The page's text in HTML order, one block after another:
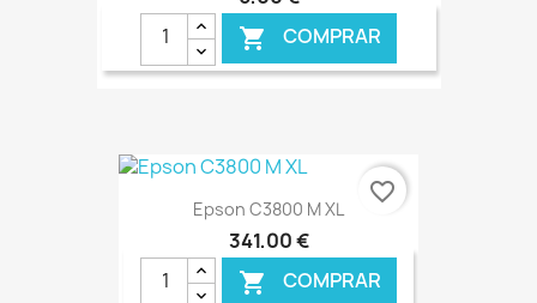
 COMPRAR
€ ONLINE
Epson C3800 M XL
341,00 €
 COMPRAR
favorite_border